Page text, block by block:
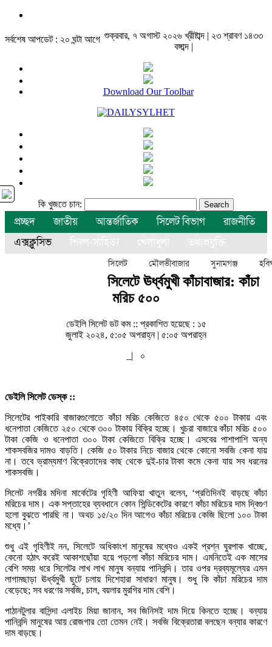
সর্বশেষ আপডেট : ২০ ঘন্টা আগে শুক্রবার, ৭ অগাস্ট ২০২৬ খ্রীষ্টাব্দ | ২৩ শ্রাবণ ১৪৩৩
বঙ্গাব্দ |
Download Our Toolbar
কি খুজতে চান:
প্রচ্ছদ জাতীয় আন্তর্জাতিক সিলেট বিভাগ
রাজনীতি
এক্সক্লুসিভ
শিল্প-সাহিত্য খেলাধুলা
তথ্যপ্রযুক্তি
সিলেট মৌলভীবাজার সুনামগঞ্জ
সিলেটে ঊর্ধ্বমুখী কাঁচাবাজার: কাঁচা
মরিচ ৫০০
ডেইলি সিলেট ডট কম :: প্রকাশিত হয়েছে : ১৫
জুলাই ২০২৪, ৫:০৫ অপরাহ্ন | ৫:০৫ অপরাহ্ন
|
০
ডেইলি সিলেট ডেস্ক ::
সিলেটের পাইকারি বাজারগুলোতে কাঁচা মরিচ কেজিতে ৪৫০ থেকে ৫০০ টাকায় এবং
ধনেপাতা কেজিতে ২৫০ থেকে ৩০০ টাকায় বিক্রি হচ্ছে। খুচরা বাজারে কাঁচা মরিচ ৫০০
টাকা কেজি ও ধনেপাতা ৩০০ টাকা কেজিতে বিক্রি হচ্ছে। এসবের পাশাপাশি অন্য
শাকসবজির দামও বাড়তি। কেজি ৫০ টাকার নিচে বাজার থেকে কোনো সবজি কেনা যায়
না। তবে ভ্রাম্যমাণ বিক্রেতাদের কাছ থেকে দুই-চার টাকা কমে কেনা যায় সব ধরনের
শাকসবজি।
সিলেট নগরীর মদিনা মার্কেটের গৃহিণী আফিয়া খাতুন বলেন, ‘প্রতিদিনই বাড়ছে কাঁচা
মরিচের দাম। এক সপ্তাহের ব্যবধানে কোন সিন্ডিকেটের কারণে কাঁচা মরিচের দাম দ্বিগুণ
হলো বুঝতে পারছি না। অথচ ১৫/২০ দিন আগেও কাঁচা মরিচের কেজি ছিলো ১০০ টাকা
মধ্যে।’
শুধু এই গৃহিণীই নন, সিলেটে অধিকাংশ মানুষের মধ্যেও একই প্রশ্ন ঘুরপাক খাচ্ছে,
কেনো হঠাৎ করেই আকাশছোঁয়া হয়ে পড়লো কাঁচা মরিচের দাম। এমনিতেই এক মাসের
বেশি সময় ধরে সিলেটর লাখ লাখ মানুষ বন্যায় পানিবন্দি। তার ওপর দ্রব্যমূল্যের এমন
লাগামছাড়া ঊর্ধ্বমুখী ছুটে চলায় দিশেহারা সাধারণ মানুষ। শুধু কি কাঁচা মরিচের দাম
বেড়েছে; সব ধরণের সবজি, চাল, বয়লার মুরগির দাম বেশি।
পাঠানটুলার বাসিন্দা এলাইচ মিয়া জানান, সব জিনিসই দাম দিয়ে কিনতে হচ্ছে। বন্যায়
পানিবন্দি মানুষের আয় রোজগার তো তেমন নেই। সবজি বিক্রেতারা বলছেন বন্যার কারণে
দাম বাড়ছে।